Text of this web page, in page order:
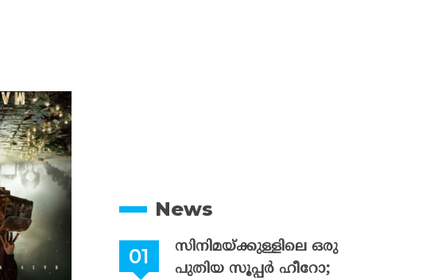
News
സിനിമയ്ക്കുള്ളിലെ ഒരു
പുതിയ സൂപ്പർ ഹീറോ;